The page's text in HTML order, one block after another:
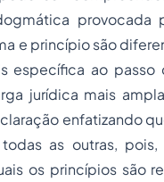
provocada
e princípio são
específica ao passo
jurídica mais
enfatizando
as outras, pois,
os princípios são